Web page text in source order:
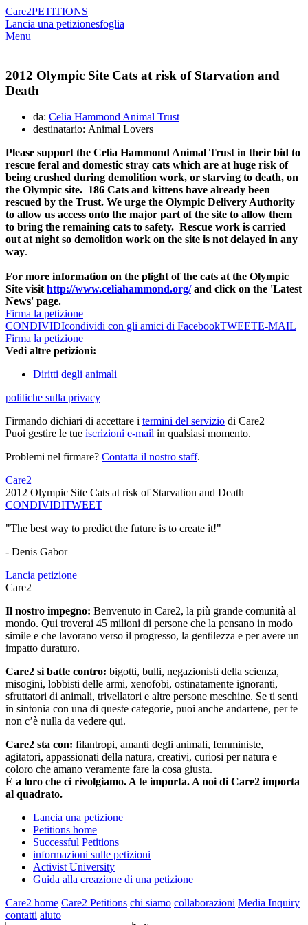
Care2PETITIONS
Lancia una petizionesfoglia
Menu
2012 Olympic Site Cats at risk of Starvation and
Death
da: Celia Hammond Animal Trust
destinatario: Animal Lovers
Please support the Celia Hammond Animal Trust in their bid to
rescue feral and domestic stray cats which are at huge risk of
being crushed during demolition work, or starving to death, on
the Olympic site. 186 Cats and kittens have already been
rescued by the Trust. We urge the Olympic Delivery Authority
to allow us access onto the major part of the site to allow them
to bring the remaining cats to safety. Rescue work is carried
out at night so demolition work on the site is not delayed in any
way.
For more information on the plight of the cats at the Olympic
Site visithttp://www.celiahammond.org/and click on the 'Latest
News' page.
Firma la petizione
CONDIVIDIcondividi con gli amici di FacebookTWEETE-MAIL
Firma la petizione
Vedi altre petizioni:
Diritti degli animali
politiche sulla privacy
Firmando dichiari di accettare i termini del servizio di Care2
Puoi gestire le tue iscrizioni e-mail in qualsiasi momento.
Problemi nel firmare? Contatta il nostro staff.
Care2
2012 Olympic Site Cats at risk of Starvation and Death
CONDIVIDITWEET
"The best way to predict the future is to create it!"
- Denis Gabor
Lancia petizione
Care2
Il nostro impegno: Benvenuto in Care2, la più grande comunità al
mondo. Qui troverai 45 milioni di persone che la pensano in modo
simile e che lavorano verso il progresso, la gentilezza e per avere un
impatto duraturo.
Care2 si batte contro: bigotti, bulli, negazionisti della scienza,
misogini, lobbisti delle armi, xenofobi, ostinatamente ignoranti,
sfruttatori di animali, trivellatori e altre persone meschine. Se ti senti
in sintonia con una di queste categorie, puoi anche andartene, per te
non c’è nulla da vedere qui.
Care2 sta con: filantropi, amanti degli animali, femministe,
agitatori, appassionati della natura, creativi, curiosi per natura e
coloro che amano veramente fare la cosa giusta.
È a loro che ci rivolgiamo. A te importa. A noi di Care2 importa
al quadrato.
Lancia una petizione
Petitions home
Successful Petitions
informazioni sulle petizioni
Activist University
Guida alla creazione di una petizione
Care2 home Care2 Petitions chi siamo collaborazioni Media Inquiry
contatti aiuto